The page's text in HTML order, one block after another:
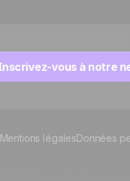
vous à notre
Mentions légalesDonnées